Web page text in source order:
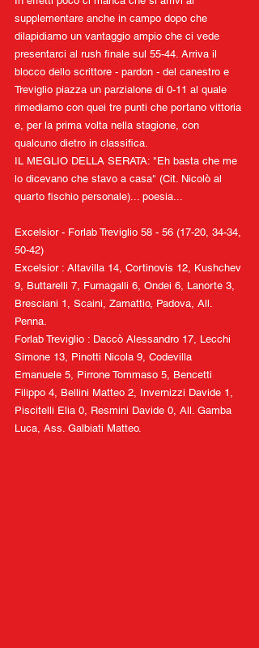
supplementare anche in campo dopo che
dilapidiamo un vantaggio ampio che ci vede
presentarci al rush finale sul 55-44. Arriva il
blocco dello scrittore - pardon - del canestro e
Treviglio piazza un parzialone di 0-11 al quale
rimediamo con quei tre punti che portano vittoria
e, per la prima volta nella stagione, con
qualcuno dietro in classifica.
IL MEGLIO DELLA SERATA: "Eh basta che me
lo dicevano che stavo a casa" (Cit. Nicolò al
quarto fischio personale)... poesia...
Excelsior - Forlab Treviglio 58 - 56 (17-20, 34-34,
50-42)
Excelsior : Altavilla 14, Cortinovis 12, Kushchev
9, Buttarelli 7, Fumagalli 6, Ondei 6, Lanorte 3,
Bresciani 1, Scaini, Zamattio, Padova, All.
Penna.
Forlab Treviglio : Daccò Alessandro 17, Lecchi
Simone 13, Pinotti Nicola 9, Codevilla
Emanuele 5, Pirrone Tommaso 5, Bencetti
Filippo 4, Bellini Matteo 2, Invernizzi Davide 1,
Piscitelli Elia 0, Resmini Davide 0, All. Gamba
Luca, Ass. Galbiati Matteo.